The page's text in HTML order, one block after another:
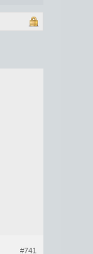
#741